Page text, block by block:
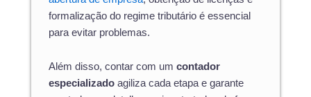
formalização do regime tributário é essencial
para evitar problemas.
Além disso, contar com um contador
especializado agiliza cada etapa e garante